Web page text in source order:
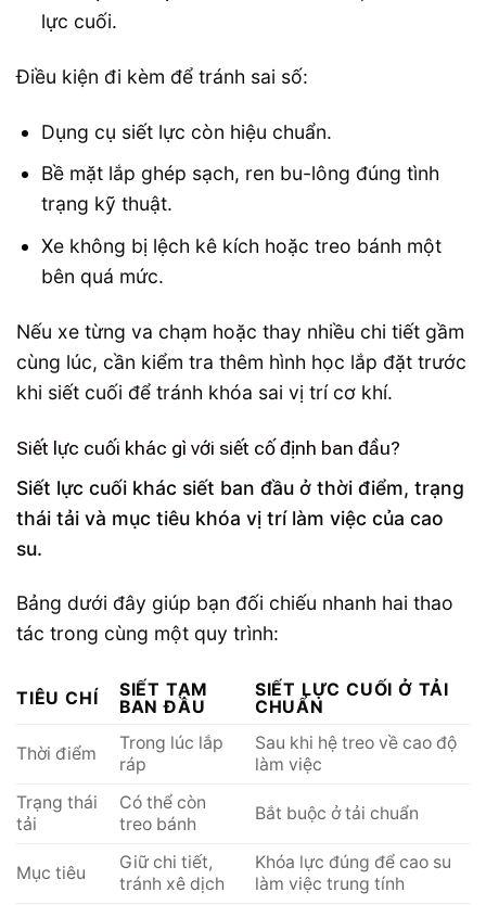
lực cuối.
Điều kiện đi kèm để tránh sai số:
Dụng cụ siết lực còn hiệu chuẩn.
Bề mặt lắp ghép sạch, ren bu-lông đúng tình
trạng kỹ thuật.
Xe không bị lệch kê kích hoặc treo bánh một
bên quá mức.
Nếu xe từng va chạm hoặc thay nhiều chi tiết gầm
cùng lúc, cần kiểm tra thêm hình học lắp đặt trước
khi siết cuối để tránh khóa sai vị trí cơ khí.
Siết lực cuối khác gì với siết cố định ban đầu?
Siết lực cuối khác siết ban đầu ở thời điểm, trạng
thái tải và mục tiêu khóa vị trí làm việc của cao
su.
Bảng dưới đây giúp bạn đối chiếu nhanh hai thao
tác trong cùng một quy trình:
TIÊU CHÍ
SIẾT TẠM
BAN ĐẦU
SIẾT LỰC CUỐI Ở TẢI
CHUẨN
Thời điểm
Trong lúc lắp
ráp
Sau khi hệ treo về cao độ
làm việc
Trạng thái
tải
Có thể còn
treo bánh
Bắt buộc ở tải chuẩn
Mục tiêu
Giữ chi tiết,
tránh xê dịch
Khóa lực đúng để cao su
làm việc trung tính